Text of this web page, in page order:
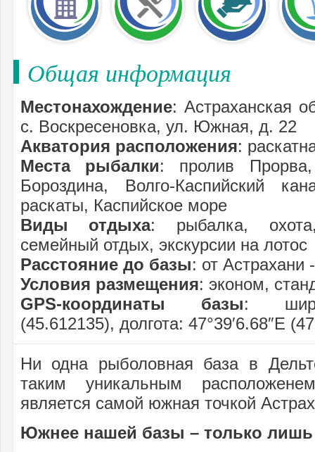
Общая информация
Местонахождение: Астраханская
с. Воскресеновка, ул. Южная, д. 22
Акватория расположения:
Места рыбалки: пролив
Бороздина, Волго-Каспийский
раскаты, Каспийское море
Виды отдыха: рыбалка,
семейный отдых, экскурсии на лотос
Расстояние до базы: от Астрахани
Условия размещения: эконом,
GPS-координаты базы:
(45.612135), долгота: 47°39′6.68″E
Ни одна рыболовная база в
таким уникальным
является самой южная точкой
Южнее нашей базы – только лишь